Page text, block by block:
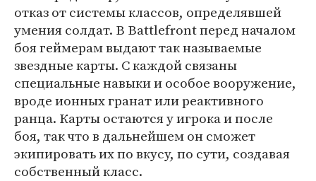
отказ от системы классов, определявшей
умения солдат. В Battlefront перед началом
боя геймерам выдают так называемые
звездные карты. С каждой связаны
специальные навыки и особое вооружение,
вроде ионных гранат или реактивного
ранца. Карты остаются у игрока и после
боя, так что в дальнейшем он сможет
экипировать их по вкусу, по сути, создавая
собственный класс.